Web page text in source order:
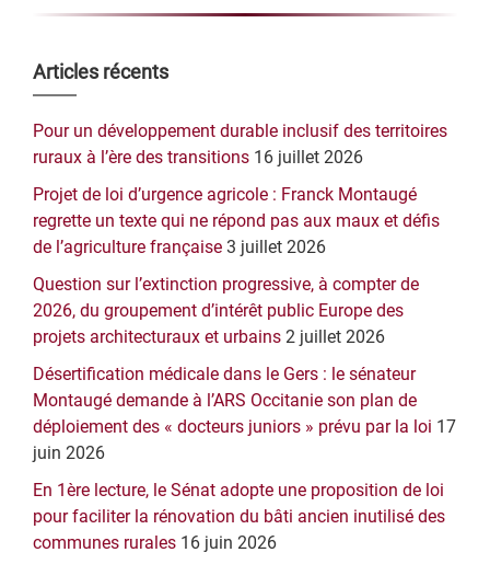
Barre
latérale
principale
Articles récents
Pour un développement durable inclusif des territoires
ruraux à l’ère des transitions 16 juillet 2026
Projet de loi d’urgence agricole : Franck Montaugé
regrette un texte qui ne répond pas aux maux et défis
de l’agriculture française 3 juillet 2026
Question sur l’extinction progressive, à compter de
2026, du groupement d’intérêt public Europe des
projets architecturaux et urbains 2 juillet 2026
Désertification médicale dans le Gers : le sénateur
Montaugé demande à l’ARS Occitanie son plan de
déploiement des « docteurs juniors » prévu par la loi 17
juin 2026
En 1ère lecture, le Sénat adopte une proposition de loi
pour faciliter la rénovation du bâti ancien inutilisé des
communes rurales 16 juin 2026